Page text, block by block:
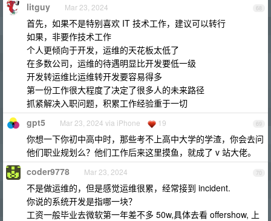
68
litguy Mar 23, 2024
首先，如果不是特别喜欢 IT 技术工作，建议可以转行
如果，非要作技术工作
个人更倾向于开发，运维的天花板太低了
在多数公司，运维的待遇明显比开发要低一级
开发转运维比运维转开发要容易得多
第一份工作很大程度了决定了很多人的未来路径
抓紧解决入职问题，积累工作经验重于一切
69
gpt5 Mar 23, 2024 via iPhone 19
你想一下你初中高中时，那些考不上高中大学的学渣，你会去问
他们职业规划么？他们工作后来这里摸鱼，就成了 v 站大佬。
70
coder9778 Mar 23, 2024
不是做运维的，但是感觉运维很累，经常接到 incident.
你说的系统开发是指哪一块？
工资一般毕业去微软第一年差不多 50w,具体去看 offershow, 上